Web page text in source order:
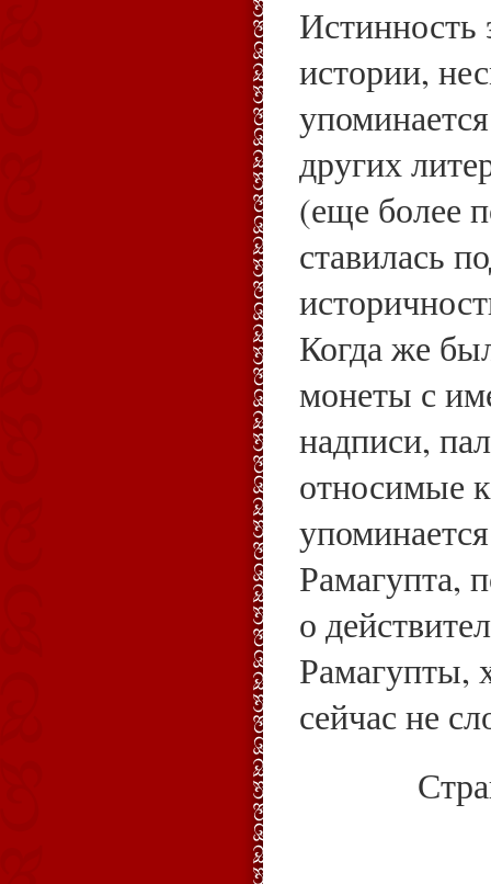
Истинность
истории,
других
(еще более
ставилась
Когда же
монеты с
надписи,
относимые
Рамагупта,
о
Рамагупты,
сейчас не